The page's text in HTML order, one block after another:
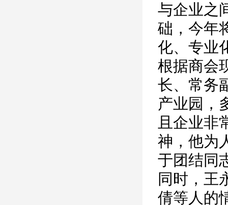
与企业之
础，今年
化、专业
根据商会
长、常务
产业园，
且企业非
神，他为
于团结同
同时，王
倩等人的